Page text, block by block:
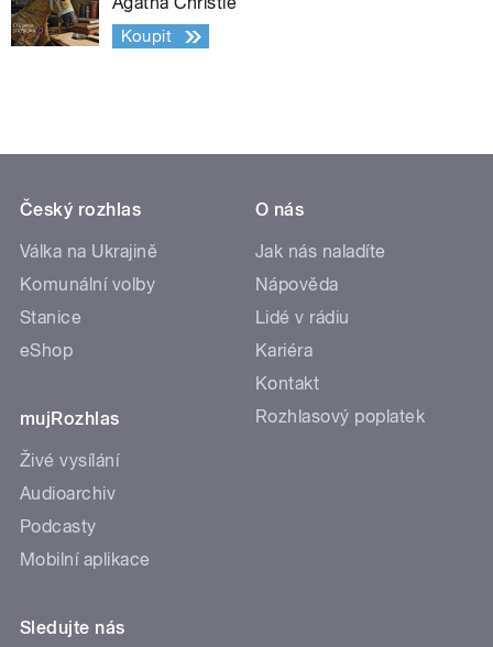
Koupit
Český rozhlas
Válka na Ukrajině
Komunální volby
Stanice
eShop
mujRozhlas
Živé vysílání
Audioarchiv
Podcasty
Mobilní aplikace
O nás
Jak nás naladíte
Nápověda
Lidé v rádiu
Kariéra
Kontakt
Rozhlasový poplatek
Sledujte nás